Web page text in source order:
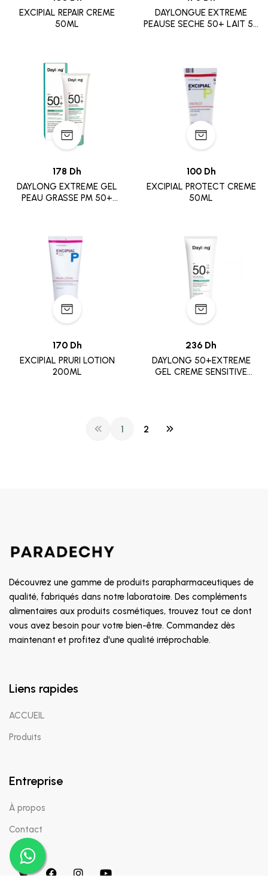
EXCIPIAL REPAIR CREME
50ML
DAYLONGUE EXTREME
PEAUSE SECHE 50+ LAIT 50
178 Dh
DAYLONG EXTREME GEL
PEAU GRASSE PM 50+
100 Dh
EXCIPIAL PROTECT CREME
50ML
170 Dh
EXCIPIAL PRURI LOTION
200ML
236 Dh
DAYLONG 50+EXTREME
GEL CREME SENSITIVE
1 2
Découvrez une gamme de produits parapharmaceutiques de
qualité, fabriqués dans notre laboratoire. Des compléments
alimentaires aux produits cosmétiques, trouvez tout ce dont
vous avez besoin pour votre bien-être. Commandez dès
maintenant et profitez d'une qualité irréprochable.
Liens rapides
ACCUEIL
Produits
Entreprise
À propos
Contact